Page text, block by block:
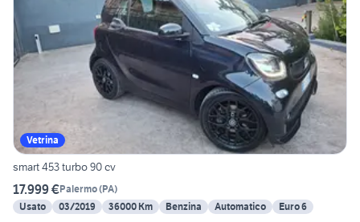
Vetrina
smart 453 turbo 90 cv
17.999 €Palermo(PA)
Usato
03/2019 36000 Km Benzina Automatico
Euro 6